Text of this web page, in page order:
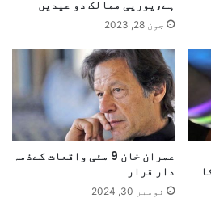
ہے،یورپی ممالک دو عیدیں
جون 28, 2023
عمران خان 9 مئی واقعات کےذمہ
دار قرار
نومبر 30, 2024